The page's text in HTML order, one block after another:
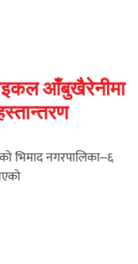
आँबुखैरेनीमा
भिमाद नगरपालिका–६